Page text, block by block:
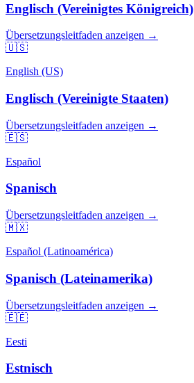
Englisch (Vereinigtes Königreich)
Übersetzungsleitfaden anzeigen →
🇺🇸
English (US)
Englisch (Vereinigte Staaten)
Übersetzungsleitfaden anzeigen →
🇪🇸
Español
Spanisch
Übersetzungsleitfaden anzeigen →
🇲🇽
Español (Latinoamérica)
Spanisch (Lateinamerika)
Übersetzungsleitfaden anzeigen →
🇪🇪
Eesti
Estnisch